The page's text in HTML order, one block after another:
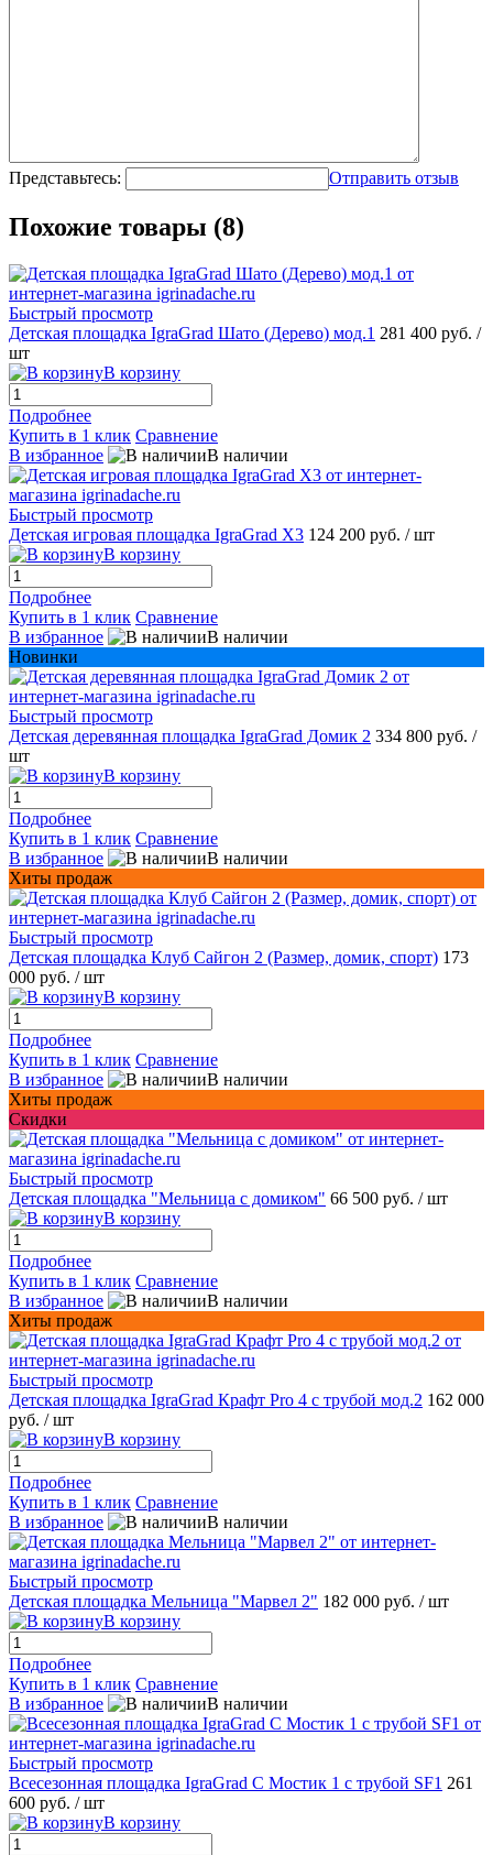
Представьтесь: Отправить отзыв
Похожие товары (8)
Быстрый просмотр
Детская площадка IgraGrad Шато (Дерево) мод.1 281 400 руб. /
шт
В корзину
Подробнее
Купить в 1 клик Сравнение
В избранное
В наличии
Быстрый просмотр
Детская игровая площадка IgraGrad X3 124 200 руб. / шт
В корзину
Подробнее
Купить в 1 клик Сравнение
В избранное
В наличии
Новинки
Быстрый просмотр
Детская деревянная площадка IgraGrad Домик 2 334 800 руб. /
шт
В корзину
Подробнее
Купить в 1 клик Сравнение
В избранное
В наличии
Хиты продаж
Быстрый просмотр
Детская площадка Клуб Сайгон 2 (Размер, домик, спорт) 173
000 руб. / шт
В корзину
Подробнее
Купить в 1 клик Сравнение
В избранное
В наличии
Хиты продаж
Скидки
Быстрый просмотр
Детская площадка "Мельница с домиком" 66 500 руб. / шт
В корзину
Подробнее
Купить в 1 клик Сравнение
В избранное
В наличии
Хиты продаж
Быстрый просмотр
Детская площадка IgraGrad Крафт Pro 4 с трубой мод.2 162 000
руб. / шт
В корзину
Подробнее
Купить в 1 клик Сравнение
В избранное
В наличии
Быстрый просмотр
Детская площадка Мельница "Марвел 2" 182 000 руб. / шт
В корзину
Подробнее
Купить в 1 клик Сравнение
В избранное
В наличии
Быстрый просмотр
Всесезонная площадка IgraGrad С Мостик 1 с трубой SF1 261
600 руб. / шт
В корзину